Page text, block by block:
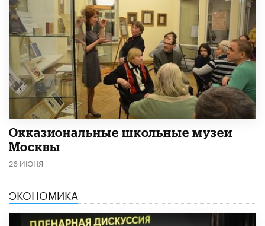
​Окказиональные школьные музеи
Москвы
26 ИЮНЯ
ЭКОНОМИКА